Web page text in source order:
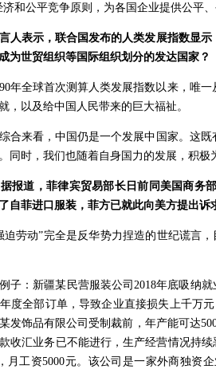
和公平竞争原则，为各国企业提供公平
人表示，联合国发布的人类发展指数显
为世贸组织等国际组织划分的发达国家？
年全球首次测算人类发展指数以来，唯
，以及给中国人民带来的巨大福祉。
合来看，中国仍是一个发展中国家。这
同时，我们也随着自身国力的发展，积
据报道，菲律宾贸易部长日前同美国商
自菲进口服装，菲方已就此向美方提出
迫劳动”完全是反华势力捏造的世纪谎言
子：新疆某民营服装公司2018年底吸纳
度全部订单，导致企业直接损失上千万
发饰品有限公司受制裁前，年产能可达
收汇业务已不能进行，生产经营情况持
月工资5000元。该公司是一家外商独资